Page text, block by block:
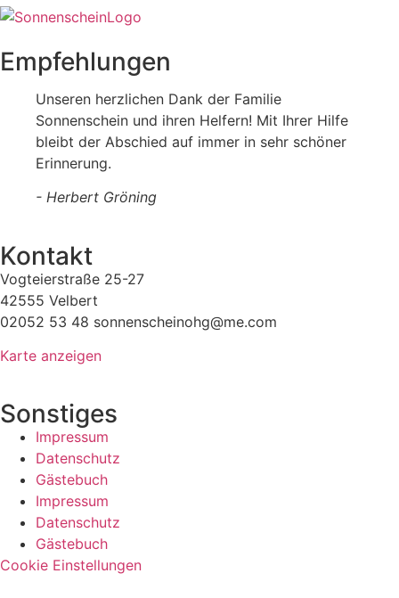
Empfehlungen
Unseren herzlichen Dank der Familie
Sonnenschein und ihren Helfern! Mit Ihrer Hilfe
bleibt der Abschied auf immer in sehr schöner
Erinnerung.
- Herbert Gröning
Kontakt
Vogteierstraße 25-27
42555 Velbert
02052 53 48 sonnenscheinohg@me.com
Karte anzeigen
Sonstiges
Impressum
Datenschutz
Gästebuch
Impressum
Datenschutz
Gästebuch
Cookie Einstellungen